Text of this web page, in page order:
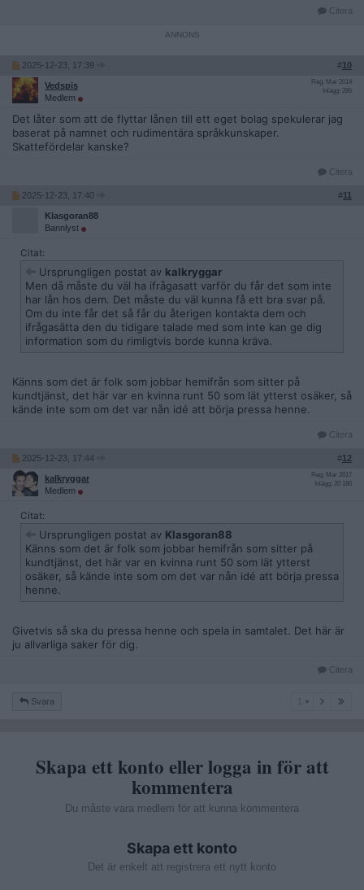
Citera
2025-12-23, 17:39 #10
Vedspis
Medlem
Reg: Mar 2014
Inlägg: 286
Det låter som att de flyttar lånen till ett eget bolag spekulerar jag
baserat på namnet och rudimentära språkkunskaper.
Skattefördelar kanske?
Citera
2025-12-23, 17:40 #11
Klasgoran88
Bannlyst
Citat:
Ursprungligen postat av kalkryggar
Men då måste du väl ha ifrågasatt varför du får det som inte
har lån hos dem. Det måste du väl kunna få ett bra svar på.
Om du inte får det så får du återigen kontakta dem och
ifrågasätta den du tidigare talade med som inte kan ge dig
information som du rimligtvis borde kunna kräva.
Känns som det är folk som jobbar hemifrån som sitter på
kundtjänst, det här var en kvinna runt 50 som lät ytterst osäker, så
kände inte som om det var nån idé att börja pressa henne.
Citera
2025-12-23, 17:44 #12
kalkryggar
Medlem
Reg: Mar 2017
Inlägg: 20 186
Citat:
Ursprungligen postat av Klasgoran88
Känns som det är folk som jobbar hemifrån som sitter på
kundtjänst, det här var en kvinna runt 50 som lät ytterst
osäker, så kände inte som om det var nån idé att börja pressa
henne.
Givetvis så ska du pressa henne och spela in samtalet. Det här är
ju allvarliga saker för dig.
Citera
Svara
Skapa ett konto eller logga in för att
kommentera
Du måste vara medlem för att kunna kommentera
Skapa ett konto
Det är enkelt att registrera ett nytt konto